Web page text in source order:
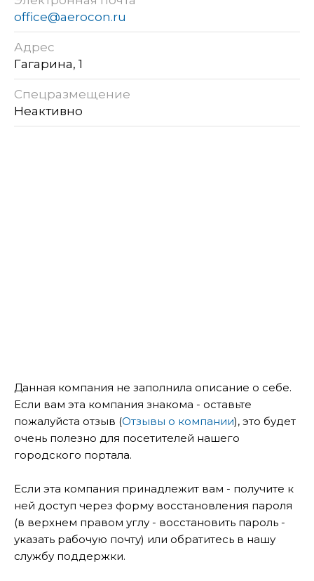
office@aerocon.ru
Адрес
Гагарина, 1
Спецразмещение
Неактивно
Данная компания не заполнила описание о себе.
Если вам эта компания знакома - оставьте
пожалуйста отзыв (Отзывы о компании), это будет
очень полезно для посетителей нашего
городского портала.
Если эта компания принадлежит вам - получите к
ней доступ через форму восстановления пароля
(в верхнем правом углу - восстановить пароль -
указать рабочую почту) или обратитесь в нашу
службу поддержки.